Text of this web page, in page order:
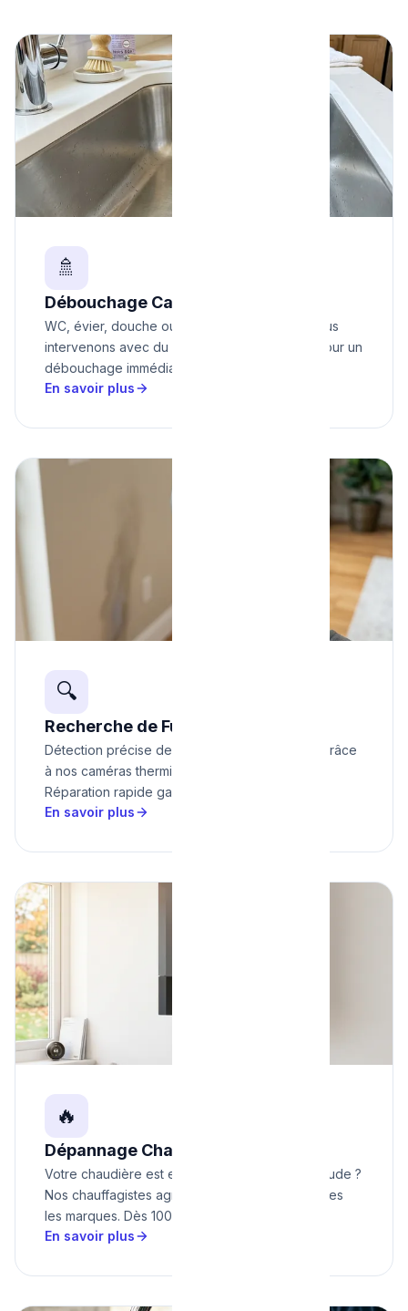
🚿
Débouchage Canalisation
WC, évier, douche ou baignoire bouchés ? Nous
intervenons avec du matériel haute pression pour un
débouchage immédiat. Dès 80€.
En savoir plus
🔍
Recherche de Fuite
Détection précise de fuites d'eau sans casse grâce
à nos caméras thermiques et acoustiques.
Réparation rapide garantie. Dès 95€.
En savoir plus
🔥
Dépannage Chaudière
Votre chaudière est en panne ? Plus d'eau chaude ?
Nos chauffagistes agréés interviennent sur toutes
les marques. Dès 100€.
En savoir plus